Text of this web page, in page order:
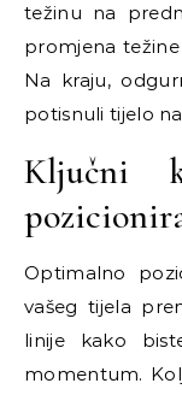
težinu na
promjena
Na kraju,
potisnuli tijelo
Ključni
Optimalno
vašeg tijela
linije kako
momentum.